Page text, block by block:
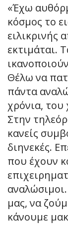
«Έχω
κόσμος το
ειλικρινής
εκτιμάται.
Θέλω να
πάντα
χρόνια, του
Στην
κανείς
διηνεκές.
που έχουν
μας, να
κάνουμε